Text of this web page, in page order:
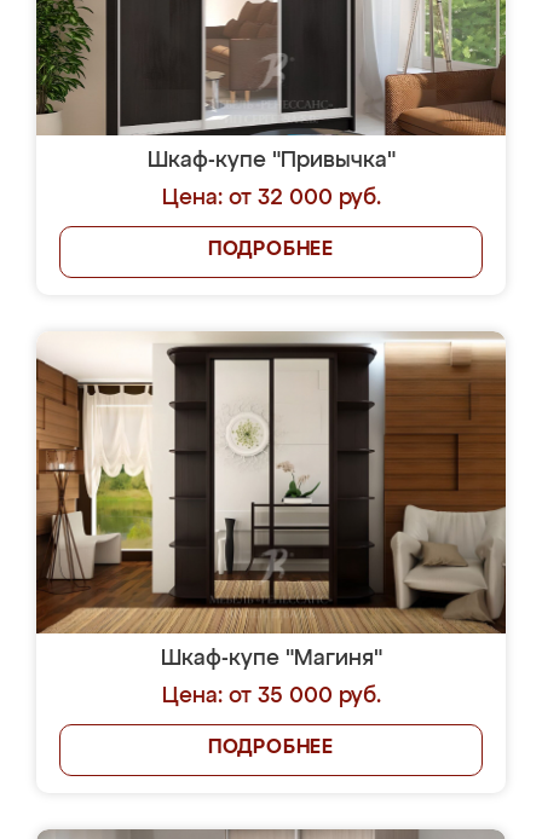
Шкаф-купе "Привычка"
Цена: от 32 000 руб.
ПОДРОБНЕЕ
Шкаф-купе "Магиня"
Цена: от 35 000 руб.
ПОДРОБНЕЕ